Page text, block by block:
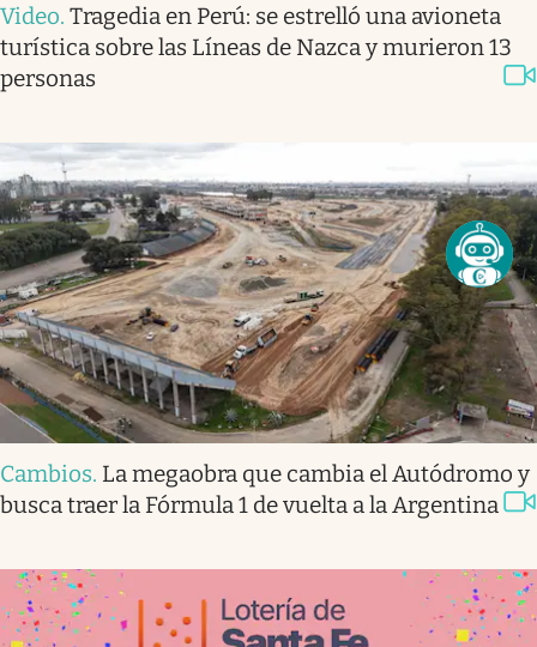
Video. Tragedia en Perú: se estrelló una avioneta
turística sobre las Líneas de Nazca y murieron 13
personas
Cambios. La megaobra que cambia el Autódromo y
busca traer la Fórmula 1 de vuelta a la Argentina